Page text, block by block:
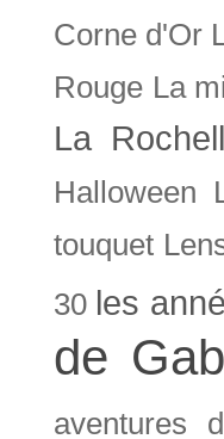
Corne d'Or
Rouge La
La
Halloween
touquet
30 les
de
aventures